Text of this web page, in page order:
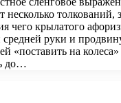
несколько
чего крылатого
средней руки и
«поставить на колеса»
до…